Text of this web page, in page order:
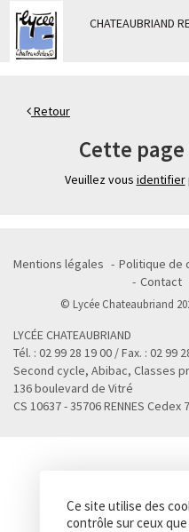
CHATEAUBRIAND
Retour
Cette
Veuillez vous identifier
Mentions légales Politique de
Contact
© Lycée Chateaubriand
LYCÉE CHATEAUBRIAND
Tél. : 02 99 28 19 00 / Fax. : 02 99
Second cycle, Abibac, Classes
136 boulevard de Vitré
CS 10637 - 35706 RENNES Cedex 7
Panneau de gestion des cookies
Ce site utilise des
contrôle sur ceux